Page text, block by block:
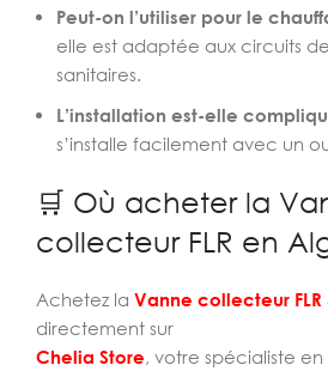
Peut-on l’utiliser pour le
elle est adaptée aux circuits
sanitaires.
L’installation est-elle
s’installe facilement avec un
🛒 Où acheter la
collecteur FLR en
Achetez la Vanne collecteur FLR
directement sur
Chelia Store, votre spécialiste